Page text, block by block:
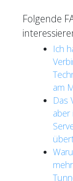
Folgende
Ich
am
Das
aber